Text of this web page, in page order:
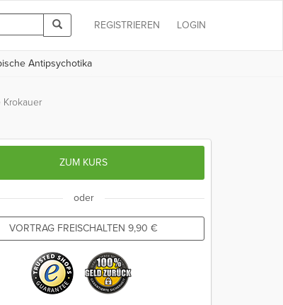
LOGIN
REGISTRIEREN
Antipsychotika
Krokauer
ZUM KURS
oder
VORTRAG FREISCHALTEN 9,90 €